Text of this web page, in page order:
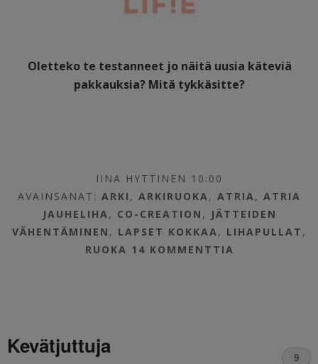
Oletteko te testanneet jo näitä uusia käteviä
pakkauksia? Mitä tykkäsitte?
IINA HYTTINEN 10:00
AVAINSANAT:ARKI ,ARKIRUOKA,ATRIA,ATRIA
JAUHELIHA, CO-CREATION , JÄTTEIDEN
VÄHENTÄMINEN , LAPSET KOKKAA, LIHAPULLAT ,
RUOKA 14 KOMMENTTIA
Kevätjuttuja 9